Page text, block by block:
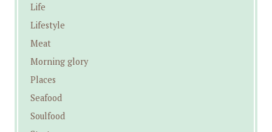
Life
Lifestyle
Meat
Morning glory
Places
Seafood
Soulfood